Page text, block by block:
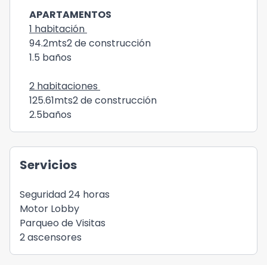
APARTAMENTOS
1 habitación
94.2mts2 de construcción
1.5 baños
2 habitaciones
125.61mts2 de construcción
2.5baños
Servicios
Seguridad 24 horas
Motor Lobby
Parqueo de Visitas
2 ascensores